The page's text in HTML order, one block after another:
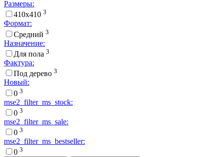
Размеры:
410x410 3
Формат:
Средний 3
Назначение:
Для пола 3
Фактура:
Под дерево 3
Новый:
0 3
mse2_filter_ms_stock:
0 3
mse2_filter_ms_sale:
0 3
mse2_filter_ms_bestseller:
0 3